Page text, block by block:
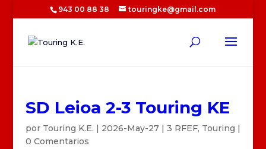
943 00 88 38 touringke@gmail.com
SD Leioa 2-3 Touring KE
por Touring K.E. | 2026-May-27| 3 RFEF, Touring |
0 Comentarios